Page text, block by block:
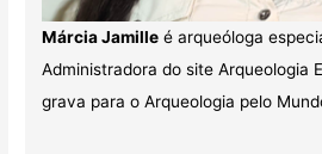
Márcia Jamilleé arqueóloga
Administradora do site Arqueologia
grava para o Arqueologia pelo